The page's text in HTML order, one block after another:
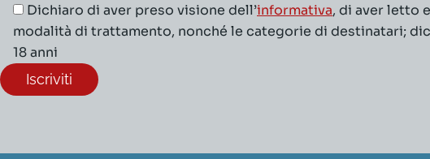
Dichiaro di aver preso visione dell’informativa, di aver letto
modalità di trattamento, nonché le categorie di destinatari;
18 anni